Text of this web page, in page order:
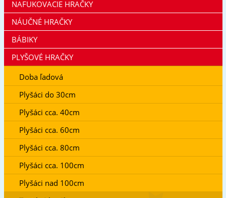
NAFUKOVACIE HRAČKY
NÁUČNÉ HRAČKY
BÁBIKY
PLYŠOVÉ HRAČKY
Doba ľadová
Plyšáci do 30cm
Plyšáci cca. 40cm
Plyšáci cca. 60cm
Plyšáci cca. 80cm
Plyšáci cca. 100cm
Plyšáci nad 100cm